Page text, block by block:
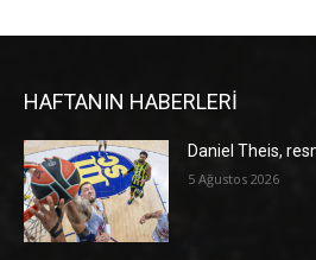
HAFTANIN HABERLERİ
Daniel Theis,
5 Ağustos 2026